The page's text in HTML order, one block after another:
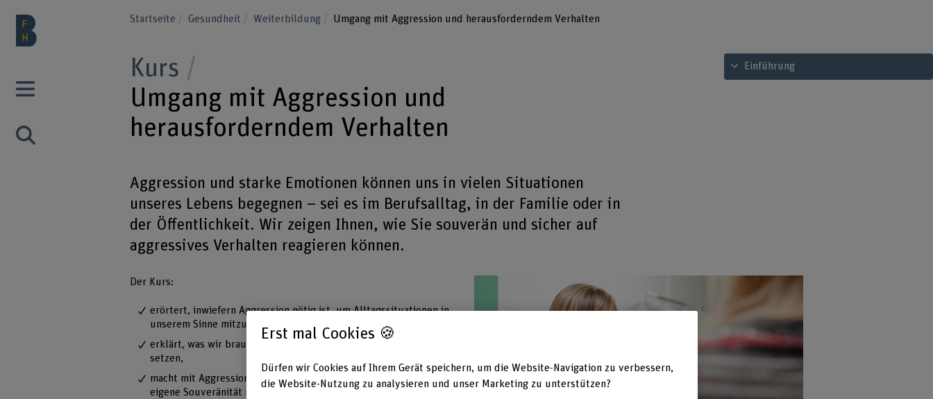
Startseite Gesundheit Weiterbildung Umgang mit Aggression und herausforderndem Verhalten
Inhaltsverzeichnis ansehen
Einführung
Kurs
Umgang mit Aggression und
herausforderndem Verhalten
Aggression und starke Emotionen können uns in vielen Situationen
unseres Lebens begegnen – sei es im Berufsalltag, in der Familie oder in
der Öffentlichkeit. Wir zeigen Ihnen, wie Sie souverän und sicher auf
aggressives Verhalten reagieren können.
Der Kurs:
erörtert, inwiefern Aggression nötig ist, um Alltagssituationen in
unserem Sinne mitzugestalten,
erklärt, was wir brauchen, um Aggressionen wirksam Grenzen zu
setzen,
macht mit Aggressionen im beruflichen Umfeld vertraut, um die
eigene Souveränität und Handlungsfähigkeit zu erhalten.
Erst mal Cookies 🍪
Dürfen wir Cookies auf Ihrem Gerät speichern, um die Website-Navigation zu verbessern,
die Website-Nutzung zu analysieren und unser Marketing zu unterstützen?